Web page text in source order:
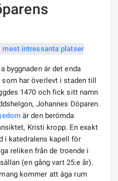
byggnaden är det enda
har överlevt i staden till
1470 och fick sitt namn
Johannes Döparen.
är den berömda
Kristi kropp. En exakt
i katedralens kapell för
reliken från de troende i
(en gång vart 25:e år).
kommer att äga rum